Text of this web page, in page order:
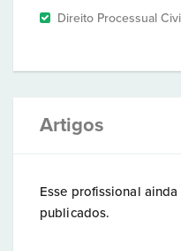
Direito Processual
Artigos
Esse profissional
publicados.